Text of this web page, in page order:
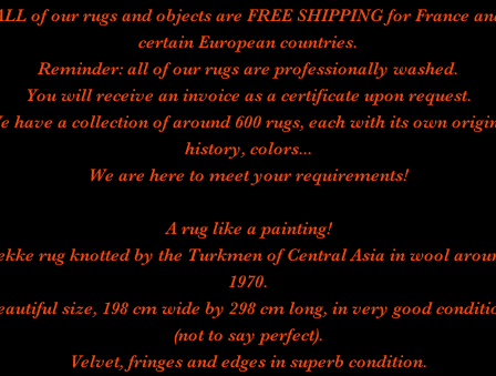
of our rugs and objects are FREE SHIPPING for France
certain European countries.
Reminder: all of our rugs are professionally washed.
You will receive an invoice as a certificate upon request.
have a collection of around 600 rugs, each with its own
history, colors...
We are here to meet your requirements!
A rug like a painting!
rug knotted by the Turkmen of Central Asia in wool
1970.
size, 198 cm wide by 298 cm long, in very good
(not to say perfect).
Velvet, fringes and edges in superb condition.